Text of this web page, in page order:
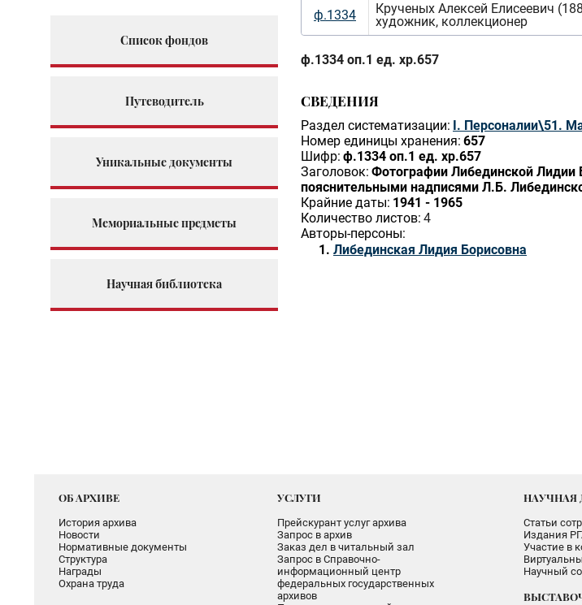
Список фондов
Путеводитель
Уникальные документы
Мемориальные предметы
Научная библиотека
ф.1334
Крученых Алексей Елисеевич
художник, коллекционер
ф.1334 оп.1 ед. хр.657
СВЕДЕНИЯ
Раздел систематизации: I. Персоналии\51.
Номер единицы хранения: 657
Шифр: ф.1334 оп.1 ед. хр.657
Заголовок: Фотографии Либединской Лидии
пояснительными надписями Л.Б.
Крайние даты: 1941 - 1965
Количество листов: 4
Авторы-персоны:
Либединская Лидия Борисовна
ОБ АРХИВЕ
История архива
Новости
Нормативные документы
Структура
Награды
Охрана труда
УСЛУГИ
Прейскурант услуг архива
Запрос в архив
Заказ дел в читальный зал
Запрос в Справочно-
информационный центр
федеральных государственных
архивов
НАУЧНАЯ
Статьи
Издания
Участие в
Научный